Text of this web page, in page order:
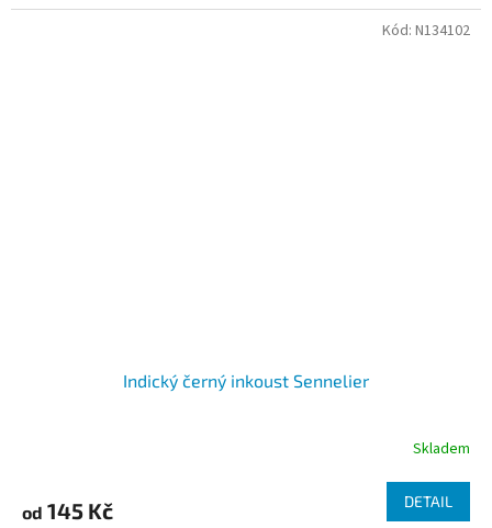
Indický černý inkoust Sennelier
Skladem
od 145 Kč DETAIL
Kód: N134102